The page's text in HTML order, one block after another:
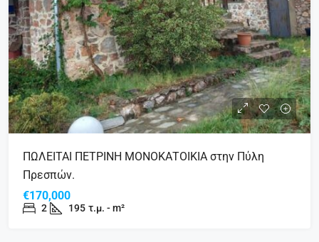
ΠΩΛΕΙΤΑΙ ΠΕΤΡΙΝΗ ΜΟΝΟΚΑΤΟΙΚΙΑ στην Πύλη
Πρεσπών.
€170,000
2 195 τ.μ. - m²